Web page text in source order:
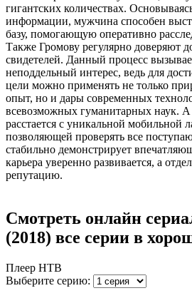
гигантских количествах.
информации, мужчина способен
базу, помогающую оперативно
Также Громову регулярно доверяют
свидетелей. Данный процесс
неподдельный интерес, ведь для
цели можно применять не только
опыт, но и дары современных
всевозможных гуманитарных наук.
расстается с уникальной мобильной
позволяющей проверять все
стабильно демонстрирует
карьера уверенно развивается, а
репутацию.
Смотреть онлайн
(2018) все серии в
Плеер НТВ
Выберите серию: